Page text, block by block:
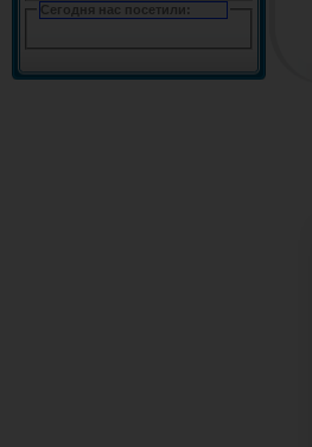
Сегодня нас посетили: